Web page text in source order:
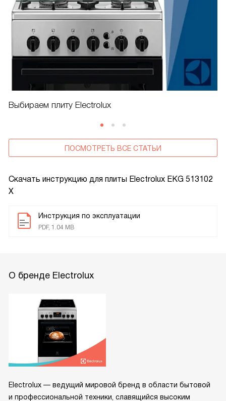
Скачать инструкцию для плиты Electrolux EKG 513102
X
Инструкция по эксплуатации
PDF, 1.04 MB
Выбираем плиту Electrolux
ПОСМОТРЕТЬ ВСЕ СТАТЬИ
О бренде Electrolux
Electrolux — ведущий мировой бренд в области бытовой
и профессиональной техники, славящийся высоким